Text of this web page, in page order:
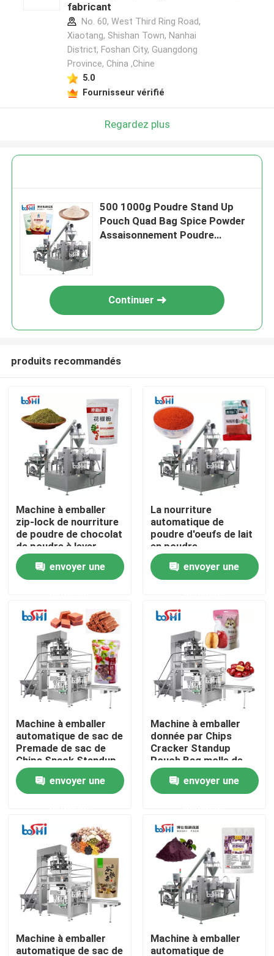
A propos de nous
Contacts
Produits
Machine d'emballage de poudre
Machine à emballer verticale
Machine à emballer de granulés
machine de remplissage de poudre
Machine à emballer de casse-croûte
Machine à emballer d'aliments surgelés
fabricant
No. 60, West Third Ring Road,
Xiaotang, Shishan Town, Nanhai
District, Foshan City, Guangdong
Province, China ,Chine
5.0
Fournisseur vérifié
Regardez plus
500 1000g Poudre Stand Up
Pouch Quad Bag Spice Powder
Assaisonnement Poudre
Continuer
produits recommandés
Machine à emballer
zip-lock de nourriture
de poudre de chocolat
de poudre à lever
automatique de
poudreenvoyer une
La nourriture
automatique de
poudre d'oeufs de lait
en poudre
saupoudrent le
remplissage de
Doybag et la machine
envoyer une
Machine à emballer
automatique de sac de
Premade de sac de
Chips Snack Standup
Pouch Ziplock
envoyer une
Machine à emballer
donnée par Chips
Cracker Standup
Pouch Bag molle de
casse-croûte de
sucrerie d'ours
gommeux
envoyer une
Machine à emballer
automatique de sac de
Machine à emballer
automatique de